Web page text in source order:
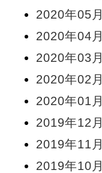
2020年05月
2020年04月
2020年03月
2020年02月
2020年01月
2019年12月
2019年11月
2019年10月